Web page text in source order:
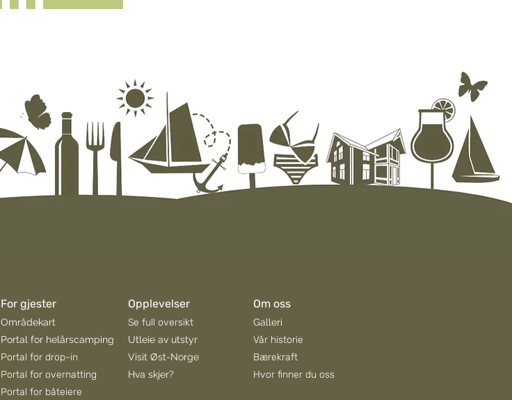
For gjester
Områdekart
Portal for helårscamping
Portal for drop-in
Portal for overnatting
Portal for båteiere
Opplevelser
Se full oversikt
Utleie av utstyr
Visit Øst-Norge
Hva skjer?
Om oss
Galleri
Vår historie
Bærekraft
Hvor finner du oss